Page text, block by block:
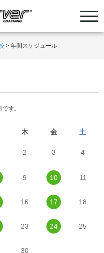
>年間スケジュール
す。
木 金 土
2 3 4
9 10 11
16 17 18
23 24 25
30